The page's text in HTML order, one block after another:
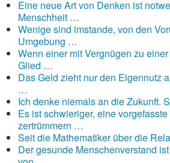
Eine neue Art von Denken ist
Menschheit …
Wenige sind imstande, von den
Umgebung …
Wenn einer mit Vergnügen zu
Glied …
Das Geld zieht nur den Eigennutz
…
Ich denke niemals an die Zukunft.
Es ist schwieriger, eine
zertrümmern …
Seit die Mathematiker über die
Der gesunde Menschenverstand